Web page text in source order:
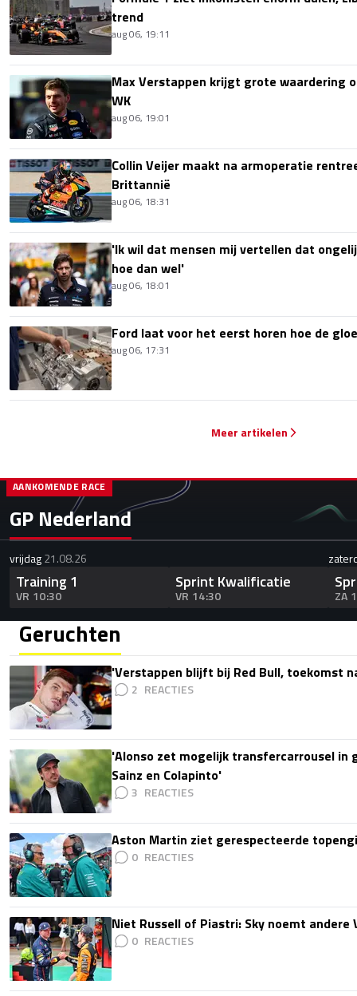
trend
aug 06, 19:11
Max Verstappen krijgt grote waardering
WK
aug 06, 19:01
Collin Veijer maakt na armoperatie
Brittannië
aug 06, 18:31
'Ik wil dat mensen mij vertellen dat
hoe dan wel'
aug 06, 18:01
Ford laat voor het eerst horen hoe de
aug 06, 17:31
Meer artikelen
GP Nederland
AANKOMENDE RACE
vrijdag21.08.26
Training 1
VR 10:30
Sprint Kwalificatie
VR 14:30 ZA
Geruchten
'Verstappen blijft bij Red Bull, toekomst
2
'Alonso zet mogelijk transfercarrousel in
Sainz en Colapinto'
3
Aston Martin ziet gerespecteerde
0
Niet Russell of Piastri: Sky noemt
0